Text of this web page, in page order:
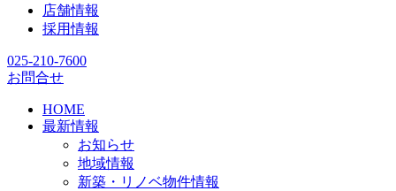
店舗情報
採用情報
025-210-7600
お問合せ
HOME
最新情報
お知らせ
地域情報
新築・リノベ物件情報